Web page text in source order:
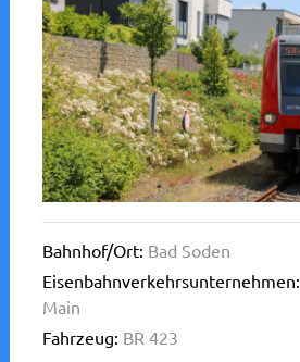
Bahnhof/Ort: Bad Soden
Eisenbahnverkehrsunternehmen:
Main
Fahrzeug: BR 423